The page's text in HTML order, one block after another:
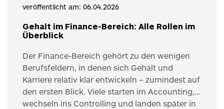
Gehalt im Finance-Bereich: Alle Rollen im
Überblick
veröffentlicht am: 06.04.2026
Der Finance-Bereich gehört zu den wenigen
Berufsfeldern, in denen sich Gehalt und
Karriere relativ klar entwickeln – zumindest auf
den ersten Blick. Viele starten im Accounting,
wechseln ins Controlling und landen später in